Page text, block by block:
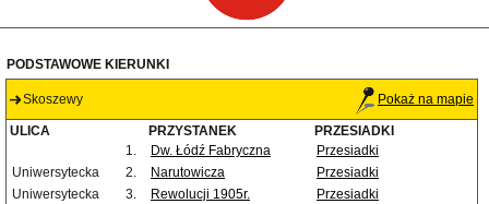
PODSTAWOWE KIERUNKI
Skoszewy Pokaż na mapie
ULICA PRZYSTANEK
PRZESIADKI
1.
Dw. Łódź Fabryczna
Przesiadki
Uniwersytecka
2. Narutowicza
Przesiadki
Uniwersytecka
3. Rewolucji 1905r.
Przesiadki